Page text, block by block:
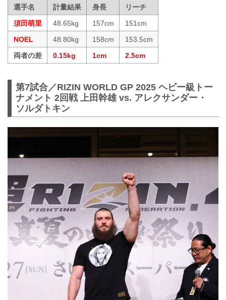
選手名 計量結果 身長
リーチ
須田萌里
48.65kg 157cm
151cm
NOEL
48.80kg 158cm
153.5cm
両者の差
0.15kg 1cm 2.5cm
第7試合／RIZIN WORLD GP 2025 ヘビー級トー
ナメント 2回戦 上田幹雄 vs. アレクサンダー・
ソルダトキン